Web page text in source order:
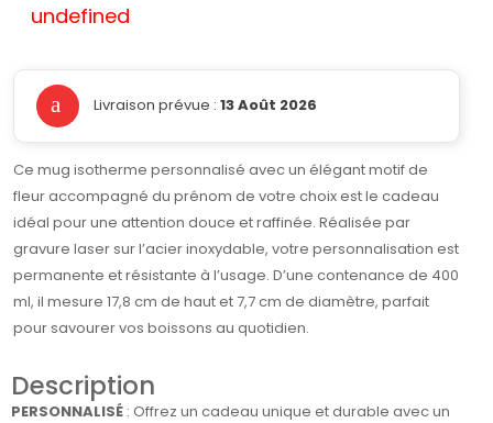
undefined
Livraison prévue : 13 Août 2026
Ce mug isotherme personnalisé avec un élégant motif de
fleur accompagné du prénom de votre choix est le cadeau
idéal pour une attention douce et raffinée. Réalisée par
gravure laser sur l’acier inoxydable, votre personnalisation est
permanente et résistante à l’usage. D’une contenance de 400
ml, il mesure 17,8 cm de haut et 7,7 cm de diamètre, parfait
pour savourer vos boissons au quotidien.
Description
PERSONNALISÉ : Offrez un cadeau unique et durable avec un